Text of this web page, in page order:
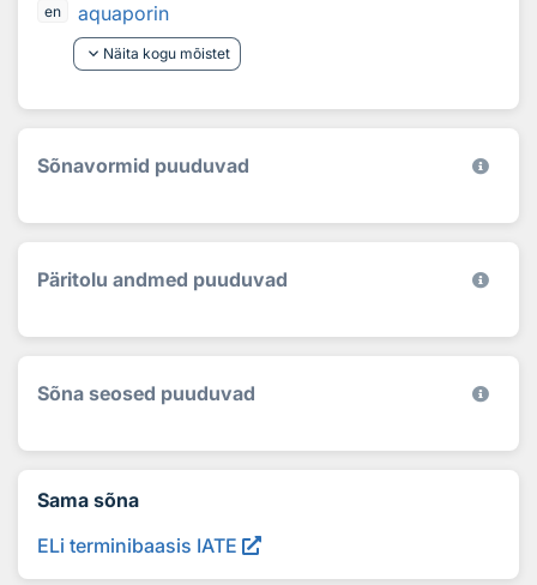
en
aquaporin
keyboard_arrow_down Näita kogu mõistet
Sõnavormid puuduvad
Päritolu andmed puuduvad
Sõna seosed puuduvad
Sama sõna
ELi terminibaasis IATE